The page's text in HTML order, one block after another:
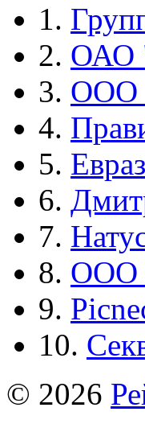
1.
2. ОАО
3. ООО
4.
5.
6.
7.
8. ООО
9.
10.
© 2026